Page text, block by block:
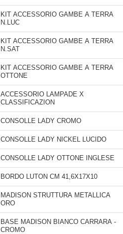
KIT ACCESSORIO GAMBE A TERRA
N.LUC
KIT ACCESSORIO GAMBE A TERRA
N.SAT
KIT ACCESSORIO GAMBE A TERRA
OTTONE
ACCESSORIO LAMPADE X
CLASSIFICAZION
CONSOLLE LADY CROMO
CONSOLLE LADY NICKEL LUCIDO
CONSOLLE LADY OTTONE INGLESE
BORDO LUTON CM 41,6X17X10
MADISON STRUTTURA METALLICA
ORO
BASE MADISON BIANCO CARRARA -
CROMO